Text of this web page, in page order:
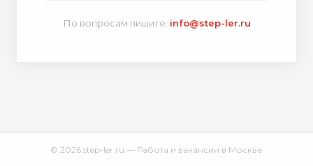
По вопросам пишите: info@step-ler.ru
© 2026 step-ler.ru — Работа и вакансии в Москве